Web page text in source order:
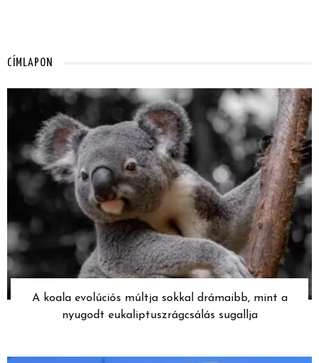
CÍMLAPON
A koala evolúciós múltja sokkal drámaibb, mint a
nyugodt eukaliptuszrágcsálás sugallja